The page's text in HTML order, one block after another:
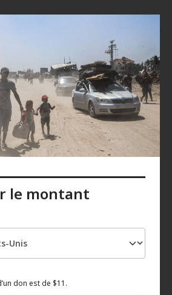
le montant
don est de $11.